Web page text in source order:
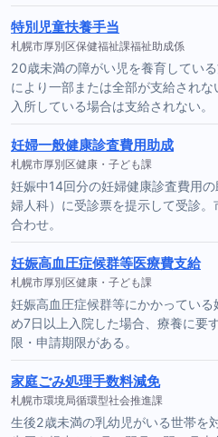
特別児童扶養手当
札幌市厚別区保健福祉課福祉助成係
20歳未満の障がい児を養育してい
により一部または全部が支給され
入所している場合は支給されない。
妊婦一般健康診査費用助成
札幌市厚別区健康・子ども課
妊娠中14回分の妊婦健康診査費用
婦人科）に受診票を提示して受診
合わせ。
妊娠高血圧症候群等医療費支給
札幌市厚別区健康・子ども課
妊娠高血圧症候群等にかかってい
め7日以上入院した場合、療養に要
限・申請期限がある。
家庭ごみ処理手数料減免
札幌市環境局循環型社会推進課
生後2歳未満の乳幼児がいる世帯を